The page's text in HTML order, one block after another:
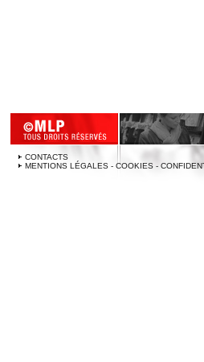
CONTACTS
MENTIONS LÉGALES - COOKIES -